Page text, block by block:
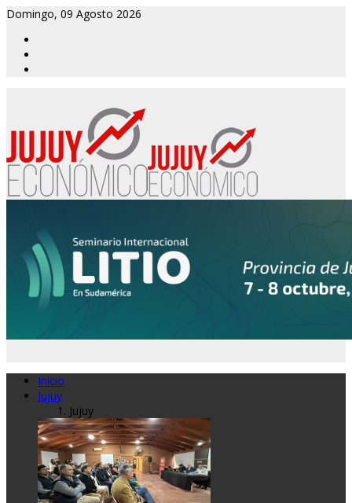
Domingo, 09 Agosto 2026
Inicio
Jujuy
Jujuy